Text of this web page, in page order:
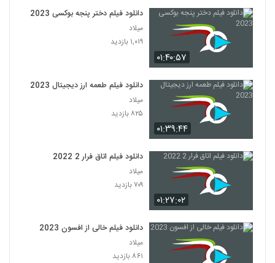
۰۱:۴۰:۵۷
دانلود فیلم دختر پنجه بوکسی 2023
میلاد
۱,۰۱۹ بازدید
۰۱:۳۹:۴۴
دانلود فیلم طعمه ارز دیجیتال 2023
میلاد
۸۲۵ بازدید
۰۱:۲۷:۰۲
دانلود فیلم اتاق فرار 2 2022
میلاد
۷۰۹ بازدید
دانلود فیلم خالی از افسون 2023
میلاد
۸۶۱ بازدید